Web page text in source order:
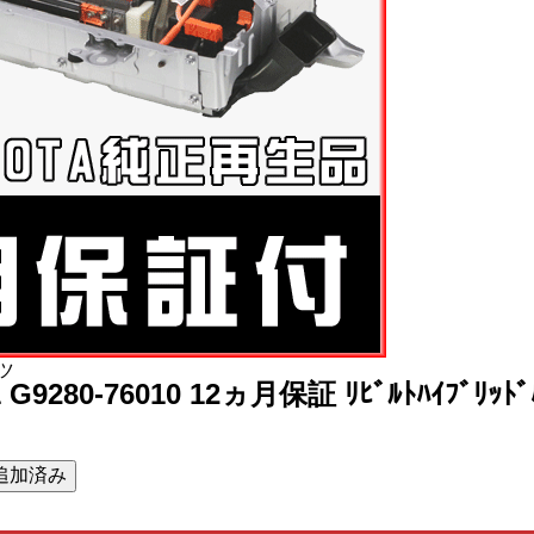
76010 12ヵ月保証 ﾘﾋﾞﾙﾄﾊｲﾌﾞﾘｯﾄﾞ
加済み